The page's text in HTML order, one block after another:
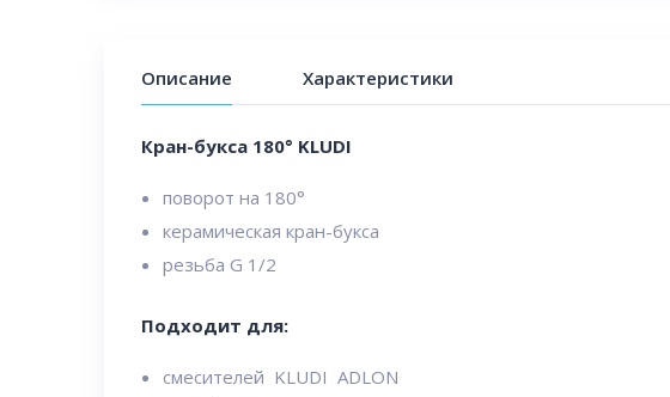
Описание Характеристики
Кран-букса 180° KLUDI
поворот на 180°
керамическая кран-букса
резьба G 1/2
Подходит для:
смесителей KLUDI ADLON